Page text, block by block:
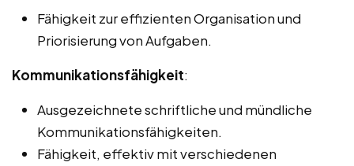
Fähigkeit zur effizienten Organisation und
Priorisierung von Aufgaben.
Kommunikationsfähigkeit:
Ausgezeichnete schriftliche und mündliche
Kommunikationsfähigkeiten.
Fähigkeit, effektiv mit verschiedenen